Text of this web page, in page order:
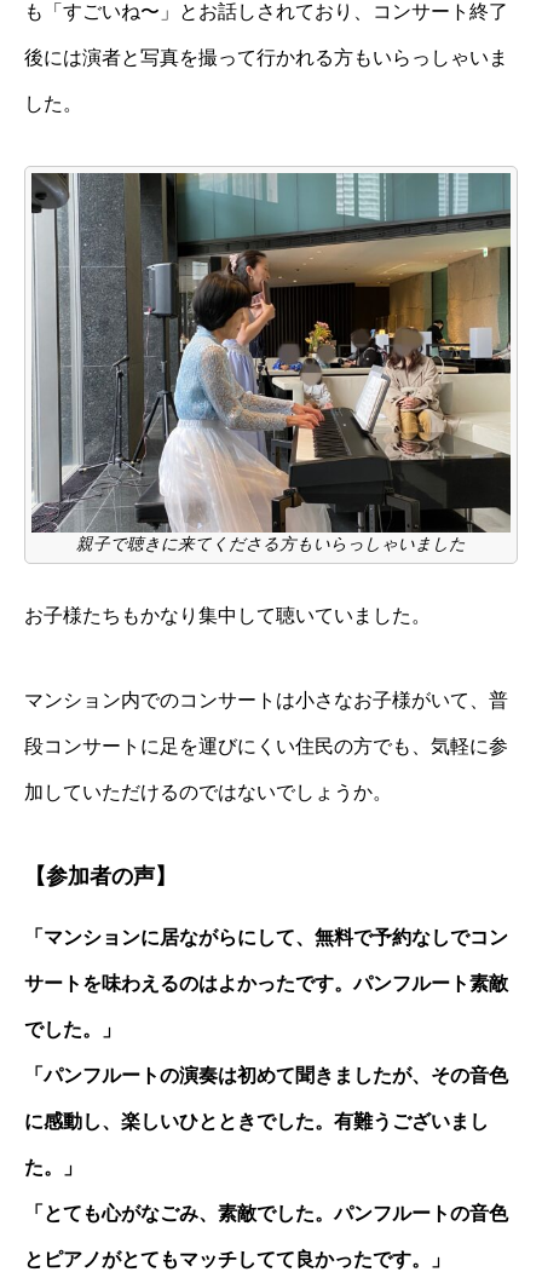
も「すごいね〜」とお話しされており、コンサート終了
後には演者と写真を撮って行かれる方もいらっしゃいま
した。
親子で聴きに来てくださる方もいらっしゃいました
お子様たちもかなり集中して聴いていました。
マンション内でのコンサートは小さなお子様がいて、普
段コンサートに足を運びにくい住民の方でも、気軽に参
加していただけるのではないでしょうか。
【参加者の声】
「 マンションに居ながらにして、無料で予約なしでコン
サートを味わえるのはよかったです。パンフルート素敵
でした。」
「パンフルートの演奏は初めて聞きましたが、その音色
に感動し、楽しいひとときでした。有難うございまし
た。」
「とても心がなごみ、素敵でした。パンフルートの音色
とピアノがとてもマッチしてて良かったです。」